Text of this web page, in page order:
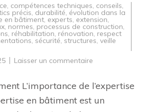
compétences techniques conseils
précis durabilité évolution dans la
en bâtiment experts extension
normes processus de construction
réhabilitation rénovation respect
sécurité structures veille
Laisser un commentaire
l’expertise
en
L’importance de l’expertise
en bâtiment est un